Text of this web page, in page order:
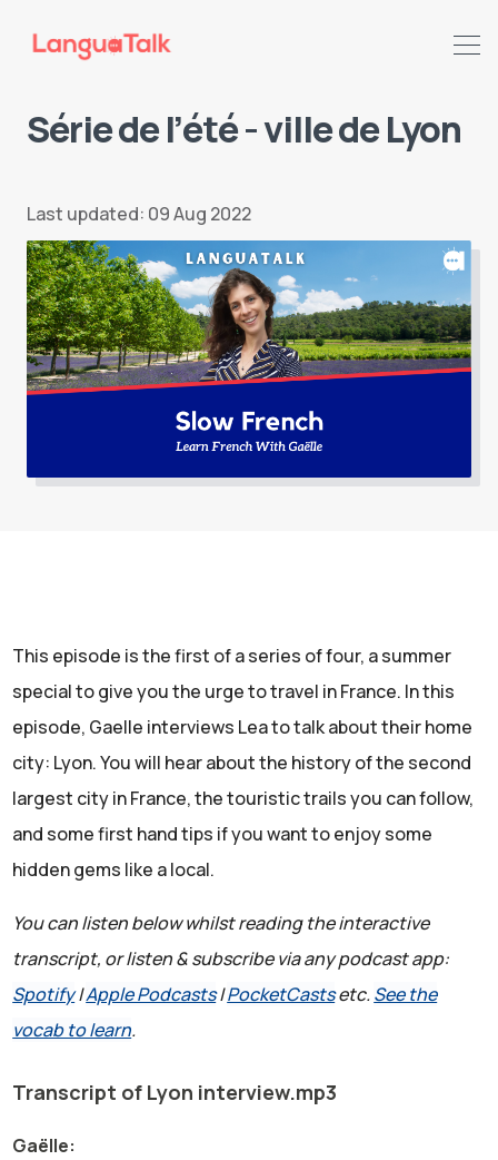
Série de l’été - ville de Lyon
Last updated: 09 Aug 2022
This episode is the first of a series of four, a summer
special to give you the urge to travel in France. In this
episode, Gaelle interviews Lea to talk about their home
city: Lyon. You will hear about the history of the second
largest city in France, the touristic trails you can follow,
and some first hand tips if you want to enjoy some
hidden gems like a local.
You can listen below whilst reading the interactive
transcript, or listen & subscribe via any podcast app:
Spotify|Apple Podcasts|PocketCastsetc.See the
vocab to learn.
Transcript of Lyon interview.mp3
Gaëlle: